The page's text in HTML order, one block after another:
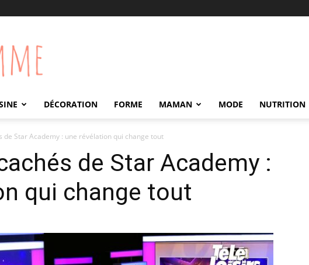
DÉCORATION FORME MAMAN MODE NUTRITION
de Star Academy : une révélation qui change tout
de Star Academy :
qui change tout